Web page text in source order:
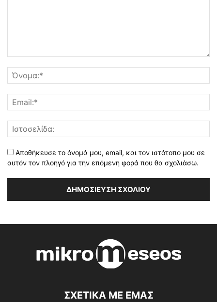
Αποθήκευσε το όνομά μου, email, και τον ιστότοπο μου σε
αυτόν τον πλοηγό για την επόμενη φορά που θα σχολιάσω.
ΣΧΕΤΙΚΑ ΜΕ ΕΜΑΣ